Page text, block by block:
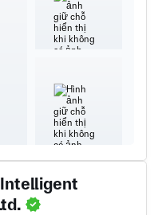
Intelligent